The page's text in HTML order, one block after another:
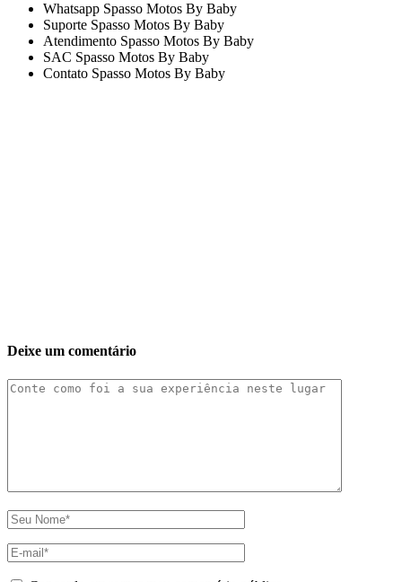
Whatsapp Spasso Motos By Baby
Suporte Spasso Motos By Baby
Atendimento Spasso Motos By Baby
SAC Spasso Motos By Baby
Contato Spasso Motos By Baby
Deixe um comentário